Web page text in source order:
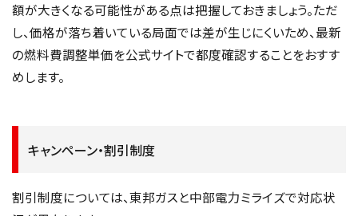
額が大きくなる可能性がある点は把握しておきましょう。ただ
し、価格が落ち着いている局面では差が生じにくいため、最新
の燃料費調整単価を公式サイトで都度確認することをおすす
めします。
キャンペーン・割引制度
割引制度については、東邦ガスと中部電力ミライズで対応状